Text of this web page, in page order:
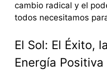
cambio radical y el
todos necesitamos
El Sol: El Éxito,
Energía Positiva